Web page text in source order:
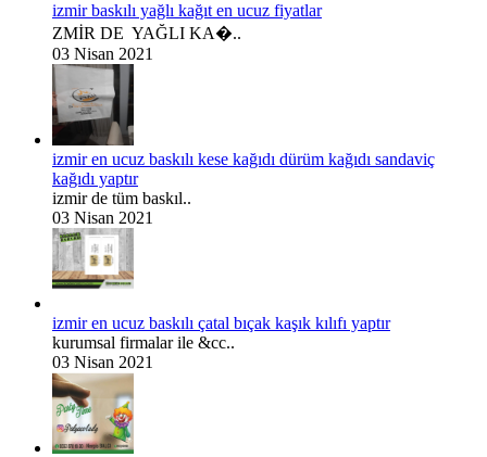
izmir baskılı yağlı kağıt en ucuz fiyatlar
ZMİR DE YAĞLI KA�..
03 Nisan 2021
izmir en ucuz baskılı kese kağıdı dürüm kağıdı sandaviç
kağıdı yaptır
izmir de tüm baskıl..
03 Nisan 2021
izmir en ucuz baskılı çatal bıçak kaşık kılıfı yaptır
kurumsal firmalar ile &cc..
03 Nisan 2021